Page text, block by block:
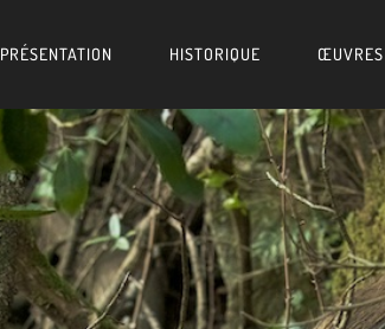
PRÉSENTATION HISTORIQUE ŒUVRES